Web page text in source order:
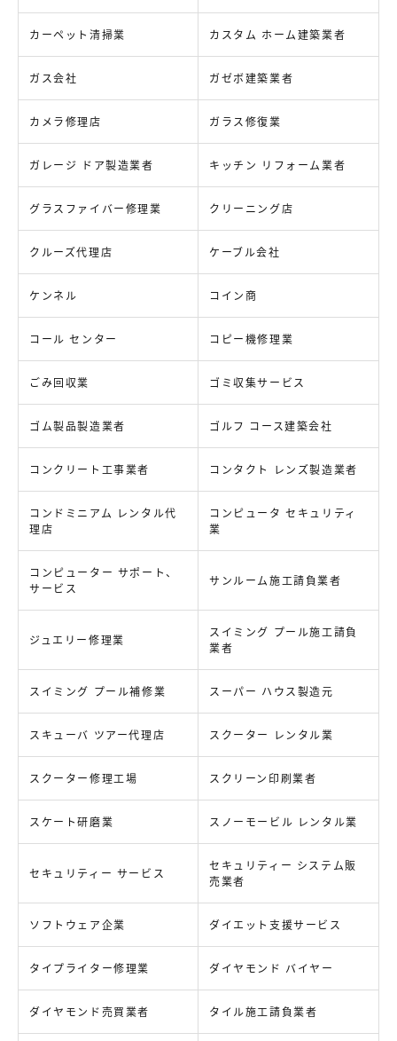
カーペット清掃業 カスタム ホーム建築業者
ガス会社 ガゼボ建築業者
カメラ修理店 ガラス修復業
ガレージ ドア製造業者 キッチン リフォーム業者
グラスファイバー修理業 クリーニング店
クルーズ代理店 ケーブル会社
ケンネル コイン商
コール センター コピー機修理業
ごみ回収業 ゴミ収集サービス
ゴム製品製造業者 ゴルフ コース建築会社
コンクリート工事業者 コンタクト レンズ製造業者
コンドミニアム レンタル代
理店
コンピュータ セキュリティ
業
コンピューター サポート、
サービス
サンルーム施工請負業者
ジュエリー修理業
スイミング プール施工請負
業者
スイミング プール補修業 スーパー ハウス製造元
スキューバ ツアー代理店 スクーター レンタル業
スクーター修理工場 スクリーン印刷業者
スケート研磨業 スノーモービル レンタル業
セキュリティー サービス
セキュリティー システム販
売業者
ソフトウェア企業 ダイエット支援サービス
タイプライター修理業 ダイヤモンド バイヤー
ダイヤモンド売買業者 タイル施工請負業者